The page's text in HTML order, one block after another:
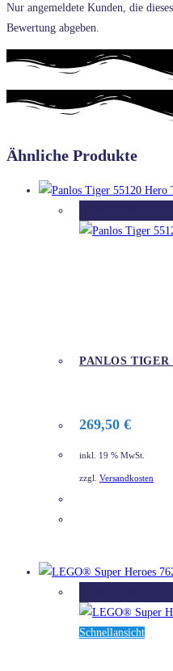
Nur angemeldete Kunden, die
Bewertung abgeben.
Ähnliche Produkte
PANLOS TIGER
269,50 €
inkl. 19 % MwSt.
zzgl. Versandkosten
Schnellansicht